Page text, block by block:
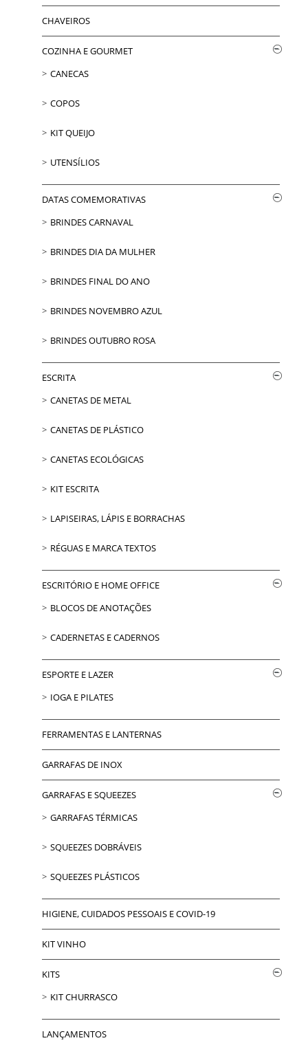
CHAVEIROS
COZINHA E GOURMET
CANECAS
COPOS
KIT QUEIJO
UTENSÍLIOS
DATAS COMEMORATIVAS
BRINDES CARNAVAL
BRINDES DIA DA MULHER
BRINDES FINAL DO ANO
BRINDES NOVEMBRO AZUL
BRINDES OUTUBRO ROSA
ESCRITA
CANETAS DE METAL
CANETAS DE PLÁSTICO
CANETAS ECOLÓGICAS
KIT ESCRITA
LAPISEIRAS, LÁPIS E BORRACHAS
RÉGUAS E MARCA TEXTOS
ESCRITÓRIO E HOME OFFICE
BLOCOS DE ANOTAÇÕES
CADERNETAS E CADERNOS
ESPORTE E LAZER
IOGA E PILATES
FERRAMENTAS E LANTERNAS
GARRAFAS DE INOX
GARRAFAS E SQUEEZES
GARRAFAS TÉRMICAS
SQUEEZES DOBRÁVEIS
SQUEEZES PLÁSTICOS
HIGIENE, CUIDADOS PESSOAIS E COVID-19
KIT VINHO
KITS
KIT CHURRASCO
LANÇAMENTOS